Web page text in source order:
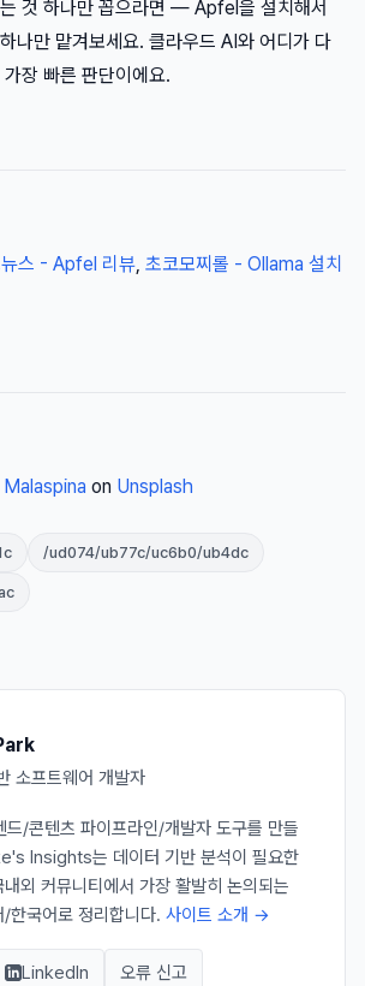
것 하나만 꼽으라면 — Apfel을 설치해서
나만 맡겨보세요. 클라우드 AI와 어디가 다
장 빠른 판단이에요.
스 - Apfel 리뷰 초코모찌롤 - Ollama 설치
on Unsplash
/ud074/ub77c/uc6b0/ub4dc
소프트웨어 개발자
/콘텐츠 파이프라인/개발자 도구를 만들
Insights는 데이터 기반 분석이 필요한
외 커뮤니티에서 가장 활발히 논의되는
한국어로 정리합니다. 사이트 소개 →
LinkedIn 오류 신고